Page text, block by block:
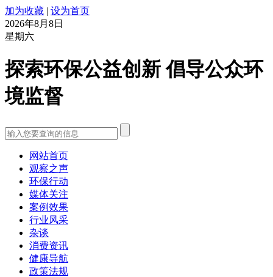
加为收藏 | 设为首页
2026年8月8日
星期六
探索环保公益创新 倡导公众环
境监督
网站首页
观察之声
环保行动
媒体关注
案例效果
行业风采
杂谈
消费资讯
健康导航
政策法规